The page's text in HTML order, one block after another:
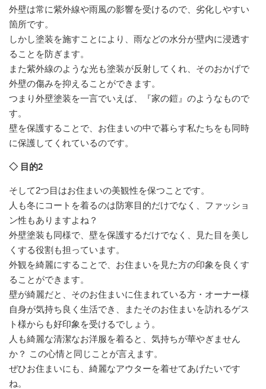
外壁は常に紫外線や雨風の影響を受けるので、劣化しやすい
箇所です。
しかし塗装を施すことにより、雨などの水分が壁内に浸透す
ることを防ぎます。
また紫外線のような光も塗装が反射してくれ、そのおかげで
外壁の傷みを抑えることができます。
つまり外壁塗装を一言でいえば、『家の鎧』のようなもので
す。
壁を保護することで、お住まいの中で暮らす私たちをも同時
に保護してくれているのです。
◇ 目的2
そして2つ目はお住まいの美観性を保つことです。
人も冬にコートを着るのは防寒目的だけでなく、ファッショ
ン性もありますよね？
外壁塗装も同様で、壁を保護するだけでなく、見た目を美し
くする役割も担っています。
外観を綺麗にすることで、お住まいを見た方の印象を良くす
ることができます。
壁が綺麗だと、そのお住まいに住まれている方・オーナー様
自身が気持ち良く生活でき、またそのお住まいを訪れるゲス
ト様からも好印象を受けるでしょう。
人も綺麗な清潔なお洋服を着ると、気持ちが華やぎません
か？ この心情と同じことが言えます。
ぜひお住まいにも、綺麗なアウターを着せてあげたいです
ね。